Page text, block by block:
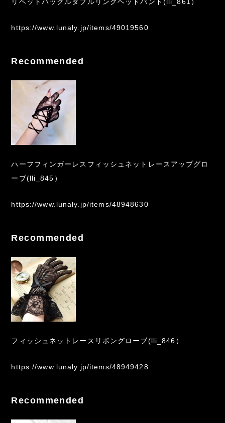
https://www.lunaly.jp/items/49019560
Recommended
ハーフフィンガーレスフィッシュネットレースアップグロ
ーブ(lli_845）
https://www.lunaly.jp/items/48948630
Recommended
フィッシュネットレースリボングローブ(lli_846）
https://www.lunaly.jp/items/48949428
Recommended